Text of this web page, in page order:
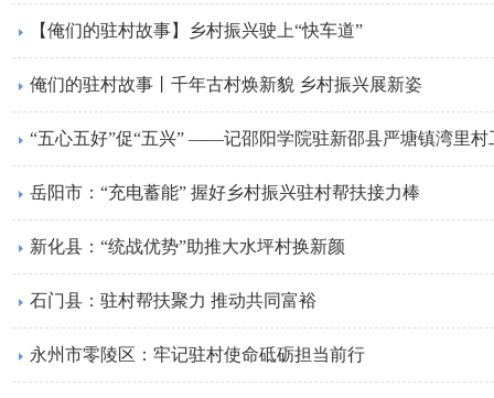
【俺们的驻村故事】乡村振兴驶上“快车道”
俺们的驻村故事丨千年古村焕新貌 乡村振兴展新姿
“五心五好”促“五兴” ——记邵阳学院驻新邵县严塘镇湾里村
岳阳市：“充电蓄能” 握好乡村振兴驻村帮扶接力棒
新化县：“统战优势”助推大水坪村换新颜
石门县：驻村帮扶聚力 推动共同富裕
永州市零陵区：牢记驻村使命砥砺担当前行